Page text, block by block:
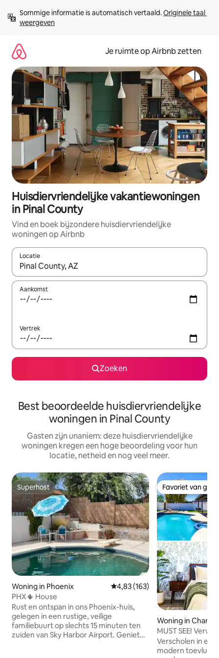
direct
naar
Sommige informatie is automatisch vertaald. Originele taal
weergeven
Je ruimte op Airbnb zetten
Huisdiervriendelijke vakantiewoningen
in Pinal County
Vind en boek bijzondere huisdiervriendelijke
woningen op Airbnb
Locatie
Wanneer er suggesties beschikbaar zijn, maak je een keuze
Aankomst
Vertrek
Zoeken
Best beoordeelde huisdiervriendelijke
woningen in Pinal County
Gasten zijn unaniem: deze huisdiervriendelijke
woningen kregen een hoge beoordeling voor hun
locatie, netheid en nog veel meer.
Superhost
Superhost
Woning in Phoenix Gemiddelde beoordeling van
4,83 (163)
PHX🌵 House
Rust en ontspan in ons Phoenix-huis,
gelegen in een rustige, veilige
familiebuurt op slechts 15 minuten ten
zuiden van Sky Harbor Airport. Geniet
Favoriet van
Favoriet van
Woning in
MUST SEE!
zwembad!
Verscholen in
modern